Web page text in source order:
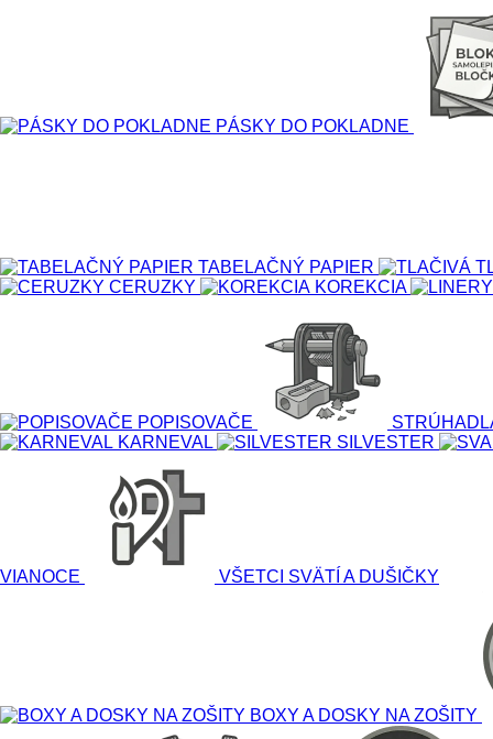
PÁSKY DO POKLADNE
TABELAČNÝ PAPIER
CERUZKY
KOREKCIA
POPISOVAČE
KARNEVAL
SILVESTER
VIANOCE VŠETCI SVÄTÍ A DUŠIČKY
BOXY A DOSKY NA ZOŠITY